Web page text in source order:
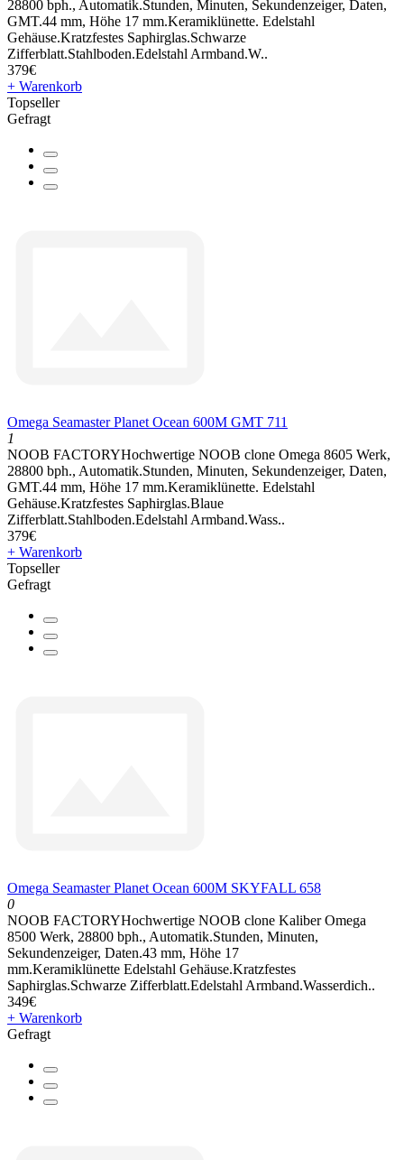
28800 bph., Automatik.Stunden, Minuten, Sekundenzeiger, Daten,
GMT.44 mm, Höhe 17 mm.Keramiklünette. Edelstahl
Gehäuse.Kratzfestes Saphirglas.Schwarze
Zifferblatt.Stahlboden.Edelstahl Armband.W..
379€
+ Warenkorb
Topseller
Gefragt
Omega Seamaster Planet Ocean 600M GMT 711
1
NOOB FACTORYHochwertige NOOB clone Omega 8605 Werk,
28800 bph., Automatik.Stunden, Minuten, Sekundenzeiger, Daten,
GMT.44 mm, Höhe 17 mm.Keramiklünette. Edelstahl
Gehäuse.Kratzfestes Saphirglas.Blaue
Zifferblatt.Stahlboden.Edelstahl Armband.Wass..
379€
+ Warenkorb
Topseller
Gefragt
Omega Seamaster Planet Ocean 600M SKYFALL 658
0
NOOB FACTORYHochwertige NOOB clone Kaliber Omega
8500 Werk, 28800 bph., Automatik.Stunden, Minuten,
Sekundenzeiger, Daten.43 mm, Höhe 17
mm.Keramiklünette Edelstahl Gehäuse.Kratzfestes
Saphirglas.Schwarze Zifferblatt.Edelstahl Armband.Wasserdich..
349€
+ Warenkorb
Gefragt